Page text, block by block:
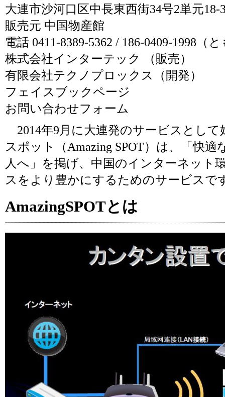
大連市沙河口区中長東西街34号2単元18-
販売元 中国物産館
電話 0411-8389-5362 / 186-0409-1998（
株式会社インターテック
（販売）
有限会社テクノプロックス
（開発）
フェイスブックページ
お問い合わせフォーム
2014年9月に大連発のサービスとし
スポット（Amazing SPOT）は、「快
人へ」を掲げ、中国のインターネット
スをより豊かにするためのサービスで
AmazingSPOTとは